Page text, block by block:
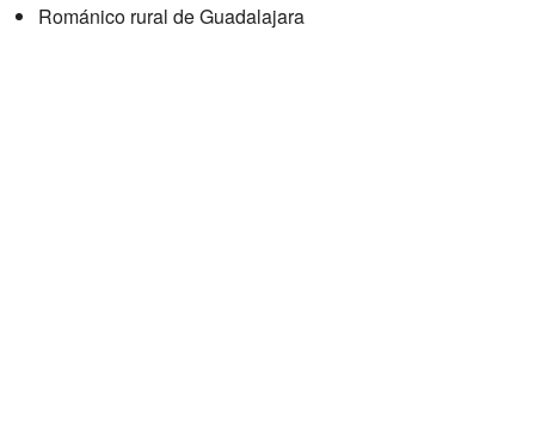
Románico rural de Guadalajara